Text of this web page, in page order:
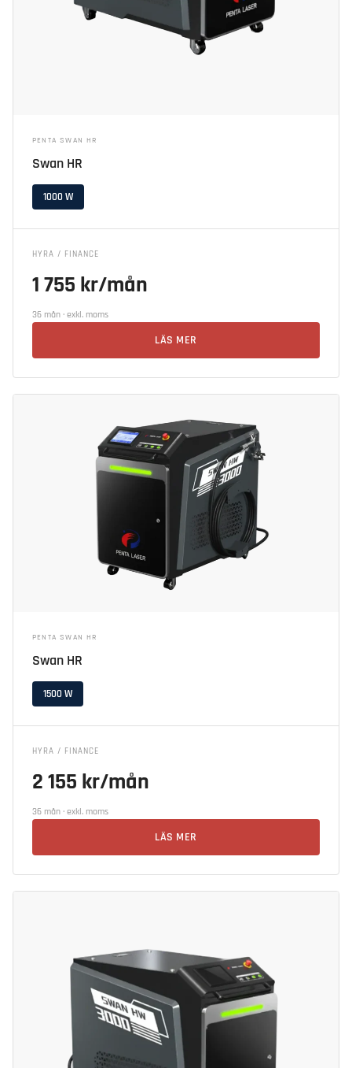
PENTA SWAN HR
Swan HR
1000 W
HYRA / FINANCE
1 755 kr/mån
36 mån · exkl. moms
LÄS MER
PENTA SWAN HR
Swan HR
1500 W
HYRA / FINANCE
2 155 kr/mån
36 mån · exkl. moms
LÄS MER